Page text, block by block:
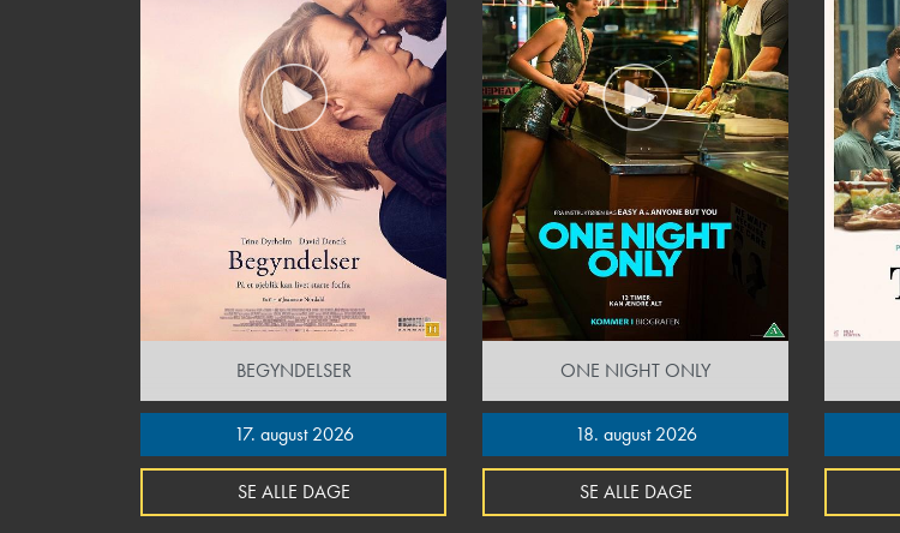
BEGYNDELSER
17. august 2026
SE ALLE DAGE
ONE NIGHT ONLY
18. august 2026
SE ALLE DAGE